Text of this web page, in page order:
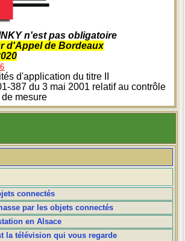
n'est pas obligatoire
d'Appel de Bordeaux
d'application du titre II
387 du 3 mai 2001 relatif au contrôle
mesure
connectés
par les objets connectés
en Alsace
la télévision qui vous regarde